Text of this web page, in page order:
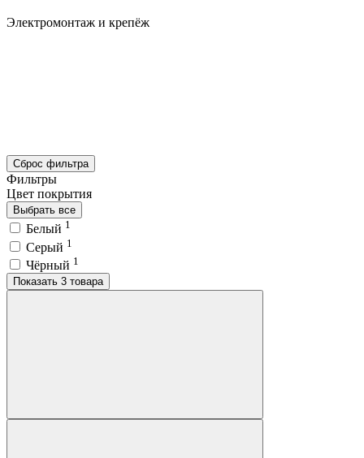
Электромонтаж и крепёж
Сброс фильтра
Фильтры
Цвет покрытия
Выбрать все
Белый 1
Серый 1
Чёрный 1
Показать 3 товара